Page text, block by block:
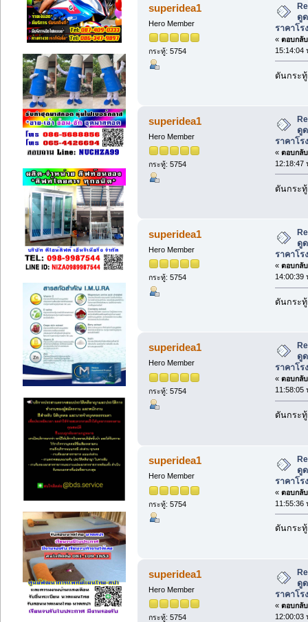
superidea1
Hero Member
กระทู้: 5754
ดู
ราคาโร
« ตอบกลั
15:14:04
ดันกระทู้
superidea1
Hero Member
กระทู้: 5754
ดู
ราคาโร
« ตอบกลั
12:18:47
ดันกระทู้
superidea1
Hero Member
กระทู้: 5754
ดู
ราคาโร
« ตอบกลั
14:00:39
ดันกระทู้
superidea1
Hero Member
กระทู้: 5754
ดู
ราคาโร
« ตอบกลั
11:58:05
ดันกระทู้
superidea1
Hero Member
กระทู้: 5754
ดู
ราคาโร
« ตอบกลั
11:55:36
ดันกระทู้
superidea1
Hero Member
กระทู้: 5754
ดู
ราคาโร
« ตอบกลั
12:00:03